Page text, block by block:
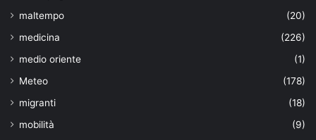
maltempo
(20)
medicina
(226)
medio oriente
(1)
Meteo
(178)
migranti
(18)
mobilità
(9)